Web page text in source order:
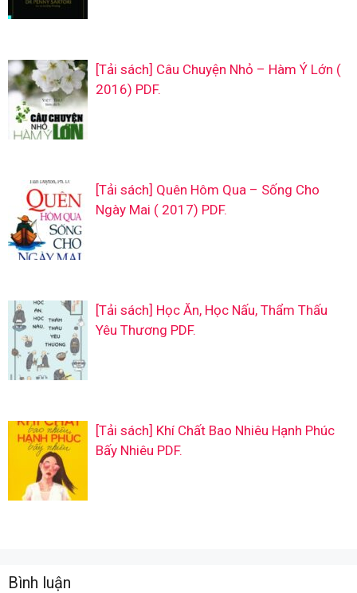
[Tải sách] Câu Chuyện Nhỏ – Hàm Ý Lớn (
2016) PDF.
[Tải sách] Quên Hôm Qua – Sống Cho
Ngày Mai ( 2017) PDF.
[Tải sách] Học Ăn, Học Nấu, Thẩm Thấu
Yêu Thương PDF.
[Tải sách] Khí Chất Bao Nhiêu Hạnh Phúc
Bấy Nhiêu PDF.
Bình luận